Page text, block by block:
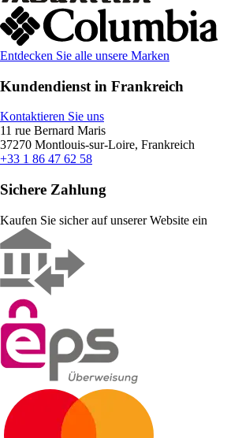
Entdecken Sie alle unsere Marken
Kundendienst in Frankreich
Kontaktieren Sie uns
11 rue Bernard Maris
37270 Montlouis-sur-Loire, Frankreich
+33 1 86 47 62 58
Sichere Zahlung
Kaufen Sie sicher auf unserer Website ein